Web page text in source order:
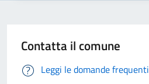
Contatta il comune
Leggi le domande frequenti